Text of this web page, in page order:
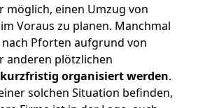
möglich, einen Umzug von
Voraus zu planen. Manchmal
Pforten aufgrund von
anderen plötzlichen
organisiert werden.
solchen Situation befinden,